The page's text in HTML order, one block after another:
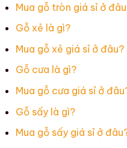
Mua gỗ tròn giá sỉ ở
Gỗ xẻ là gì?
Mua gỗ xẻ giá sỉ ở đâu?
Gỗ cưa là gì?
Mua gỗ cưa giá sỉ ở
Gỗ sấy là gì?
Mua gỗ sấy giá sỉ ở